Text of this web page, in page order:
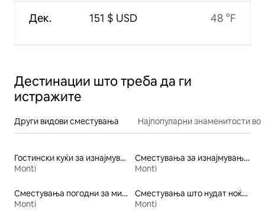
Дек. 151 $ USD 48 °F
Дестинации што треба да ги
истражите
Други видови сместувања Најпопуларни знаменитости во
Гостински куќи за изнајмување
Monti
Сместувања за изнајмување погодни за семејства
Monti
Сместувања погодни за миленичиња
Monti
Сместувања што нудат ноќевање со појадок
Monti